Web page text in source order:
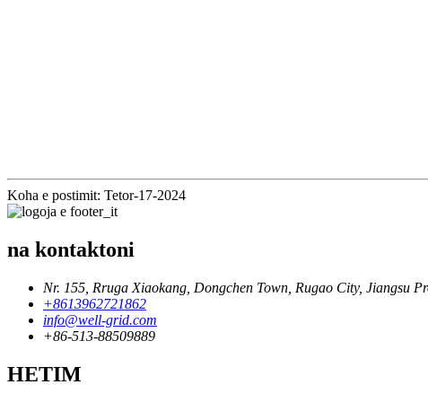
Koha e postimit: Tetor-17-2024
na kontaktoni
Nr. 155, Rruga Xiaokang, Dongchen Town, Rugao City, Jiangsu
+8613962721862
info@well-grid.com
+86-513-88509889
HETIM